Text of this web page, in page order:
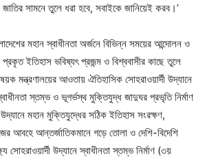
সামনে তুলে ধরা হবে, সবাইকে জানিয়েই করব।’
মহান স্বাধীনতা অর্জনে বিভিন্ন সময়ের আন্দোলন ও
ইতিহাস ভবিষ্যৎ প্রজন্ম ও বিশ্ববাসীর কাছে তুলে
মন্ত্রণালয়ের আওতায় ঐতিহাসিক সােহরাওয়ার্দী উদ্যানে
স্তম্ভ ও ভূগর্ভস্থ মুক্তিযুদ্ধ জাদুঘর প্রভৃতি নির্মাণ
উদ্যানে মহান মুক্তিযুদ্ধের সঠিক ইতিহাস সংরক্ষণ,
আবহে আন্তর্জাতিকমানে গড়ে তােলা ও দেশি-বিদেশি
সােহরাওয়ার্দী উদ্যানে স্বাধীনতা স্তম্ভ নির্মাণ (৩য়